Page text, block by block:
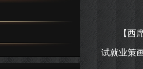
【西席
试就业策